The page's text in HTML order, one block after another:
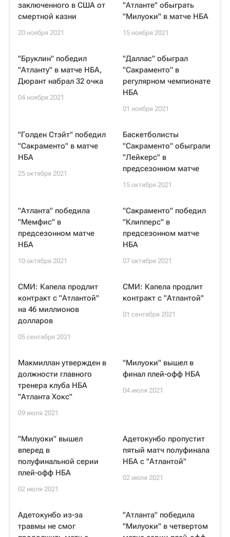
заключенного в США от
смертной казни
20 ноября 2021
"Атланте" обыграть
"Милуоки" в матче НБА
15 ноября 2021
"Бруклин" победил
"Атланту" в матче НБА,
Дюрант набрал 32 очка
04 ноября 2021
"Даллас" обыграл
"Сакраменто" в
регулярном чемпионате
НБА
01 ноября 2021
"Голден Стэйт" победил
"Сакраменто" в матче
НБА
25 октября 2021
Баскетболисты
"Сакраменто" обыграли
"Лейкерс" в
предсезонном матче
15 октября 2021
"Атланта" победила
"Мемфис" в
предсезонном матче
НБА
10 октября 2021
"Сакраменто" победил
"Клипперс" в
предсезонном матче
НБА
07 октября 2021
СМИ: Капела продлит
контракт с "Атлантой"
на 46 миллионов
долларов
05 сентября 2021
СМИ: Капела продлит
контракт с "Атлантой"
01 сентября 2021
Макмиллан утвержден в
должности главного
тренера клуба НБА
"Атланта Хокс"
09 июля 2021
"Милуоки" вышел в
финал плей-офф НБА
04 июля 2021
"Милуоки" вышел
вперед в
полуфинальной серии
плей-офф НБА
02 июля 2021
Адетокунбо пропустит
пятый матч полуфинала
НБА с "Атлантой"
02 июля 2021
Адетокунбо из-за
травмы не смог
"Атланта" победила
"Милуоки" в четвертом